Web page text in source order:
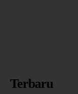
Terbaru